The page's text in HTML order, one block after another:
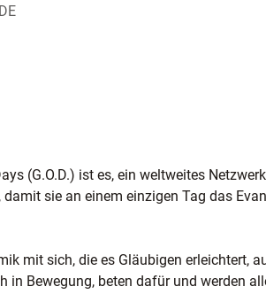
(G.O.D.) ist es, ein weltweites
sie an einem einzigen Tag das
mit sich, die es Gläubigen erleichtert,
in Bewegung, beten dafür und werden